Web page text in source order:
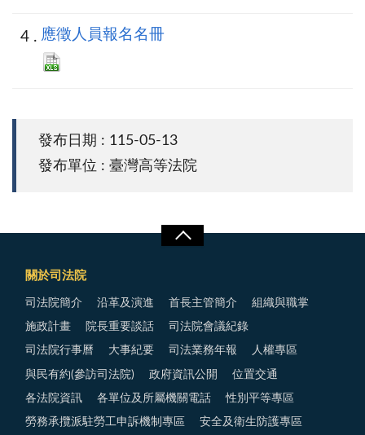
應徵人員報名名冊
發布日期 : 115-05-13
發布單位 : 臺灣高等法院
關於司法院
司法院簡介 沿革及演進 首長主管簡介 組織與職掌
施政計畫 院長重要談話 司法院會議紀錄
司法院行事曆 大事紀要 司法業務年報 人權專區
與民有約(參訪司法院) 政府資訊公開 位置交通
各法院資訊 各單位及所屬機關電話 性別平等專區
勞務承攬派駐勞工申訴機制專區 安全及衛生防護專區